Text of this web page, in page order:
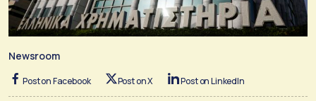
Newsroom
Post on Facebook Post on X Post on LinkedIn